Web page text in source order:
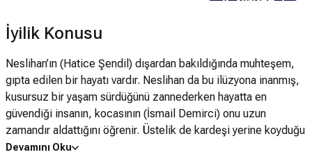
İyilik Konusu
Neslihan’ın (Hatice Şendil) dışardan bakıldığında muhteşem,
gıpta edilen bir hayatı vardır. Neslihan da bu ilüzyona inanmış,
kusursuz bir yaşam sürdüğünü zannederken hayatta en
güvendiği insanın, kocasının (İsmail Demirci) onu uzun
zamandır aldattığını öğrenir. Üstelik de kardeşi yerine koyduğu
Damla’yla (Sera Kutlubey). Üstüne bastığı bütün taşlar yerinden
Devamını Oku